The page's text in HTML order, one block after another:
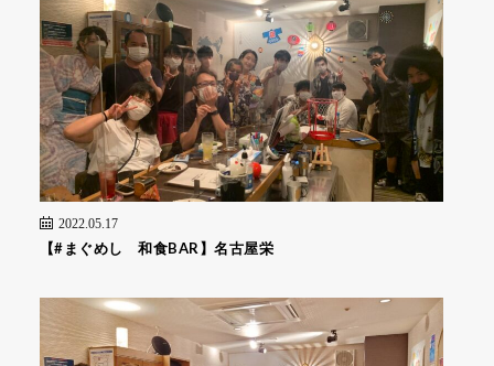
2022.05.17
【#まぐめし 和食BAR】名古屋栄